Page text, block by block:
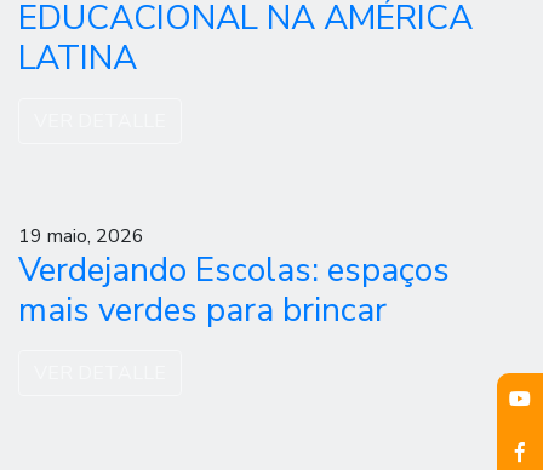
EDUCACIONAL NA AMÉRICA
LATINA
19 maio, 2026
Verdejando Escolas: espaços
mais verdes para brincar